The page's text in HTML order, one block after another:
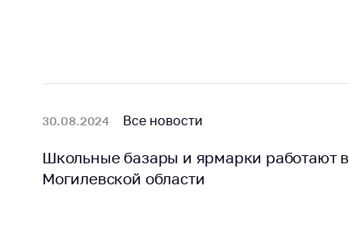
30.08.2024 Все новости
Школьные базары и ярмарки работают в
Могилевской области